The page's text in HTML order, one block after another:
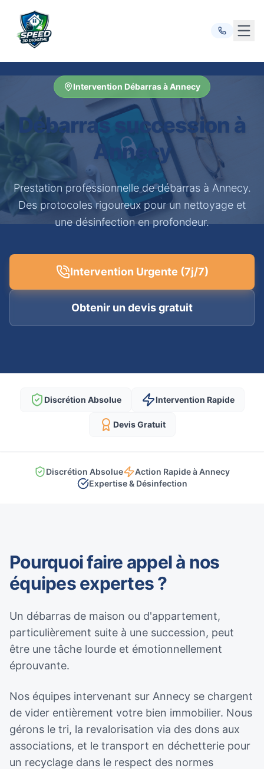
Intervention Débarras à Annecy
Débarras succession à
Annecy
Prestation professionnelle de débarras à Annecy.
Des protocoles rigoureux pour un nettoyage et
une désinfection en profondeur.
Intervention Urgente (7j/7)
Obtenir un devis gratuit
Discrétion Absolue Intervention Rapide
Devis Gratuit
Discrétion Absolue
Action Rapide à Annecy
Expertise & Désinfection
Pourquoi faire appel à nos
équipes expertes ?
Un débarras de maison ou d'appartement,
particulièrement suite à une succession, peut
être une tâche lourde et émotionnellement
éprouvante.
Nos équipes intervenant sur Annecy se chargent
de vider entièrement votre bien immobilier. Nous
gérons le tri, la revalorisation via des dons aux
associations, et le transport en déchetterie pour
un recyclage dans le respect des normes